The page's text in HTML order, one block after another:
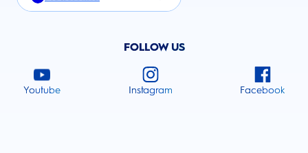
FOLLOW US
Youtube Instagram Facebook